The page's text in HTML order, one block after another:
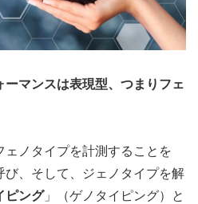
マンスは表現型、つまりフェ
ェノタイプを計測することを
び、そして、ジェノタイプを解
ピング」（ゲノタイピング）と